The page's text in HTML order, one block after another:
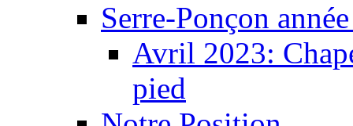
Serre-Ponçon
Avril 2023:
pied